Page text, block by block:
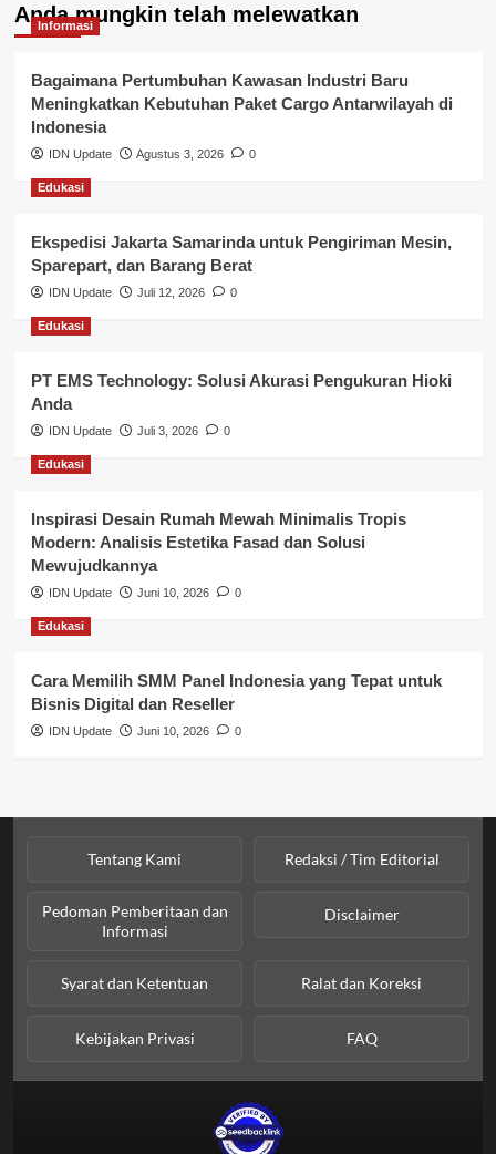
Kepegawaian & ASN Banyuasin
Kesehatan
Keuangan
Lalu Lintas
Layanan Publik Kabupaten Banyuasin
Nasional
Pemerintahan
Pendidikan
Perbankan & Keuangan
Perpajakan & Keuangan
Profil Wilayah Banyuasin
Sosial & Budaya
Sosial & Kesejahteraan
Anda mungkin telah melewatkan
Informasi
Bagaimana Pertumbuhan Kawasan Industri Baru
Meningkatkan Kebutuhan Paket Cargo Antarwilayah di
Indonesia
IDN Update Agustus 3, 2026 0
Edukasi
Ekspedisi Jakarta Samarinda untuk Pengiriman Mesin,
Sparepart, dan Barang Berat
IDN Update Juli 12, 2026 0
Edukasi
PT EMS Technology: Solusi Akurasi Pengukuran Hioki
Anda
IDN Update Juli 3, 2026 0
Edukasi
Inspirasi Desain Rumah Mewah Minimalis Tropis
Modern: Analisis Estetika Fasad dan Solusi
Mewujudkannya
IDN Update Juni 10, 2026 0
Edukasi
Cara Memilih SMM Panel Indonesia yang Tepat untuk
Bisnis Digital dan Reseller
IDN Update Juni 10, 2026 0
Tentang Kami Redaksi / Tim Editorial
Pedoman Pemberitaan dan
Informasi
Disclaimer
Syarat dan Ketentuan Ralat dan Koreksi
Kebijakan Privasi FAQ